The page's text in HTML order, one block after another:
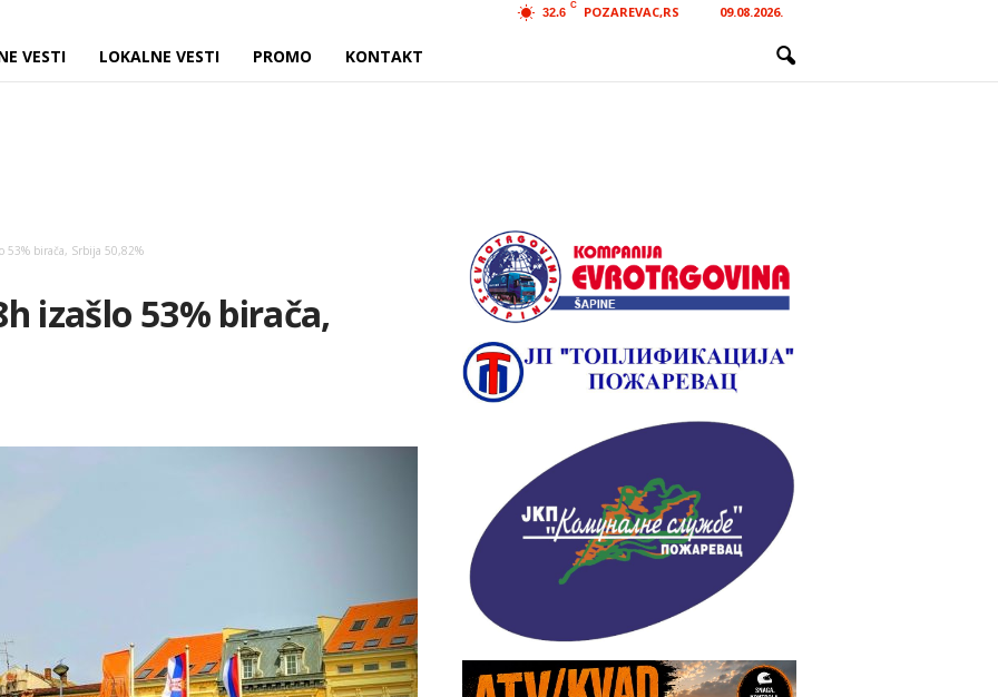
32.6
C POZAREVAC,RS 09.08.2026.
VESTI LOKALNE VESTI PROMO KONTAKT
53% birača, Srbija 50,82%
izašlo 53% birača,